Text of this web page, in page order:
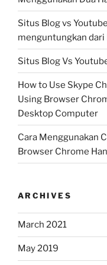
Situs Blog vs
menguntungkan dari
Situs Blog Vs
How to Use Skype
Using Browser
Desktop Computer
Cara Menggunakan
Browser Chrome
ARCHIVES
March 2021
May 2019